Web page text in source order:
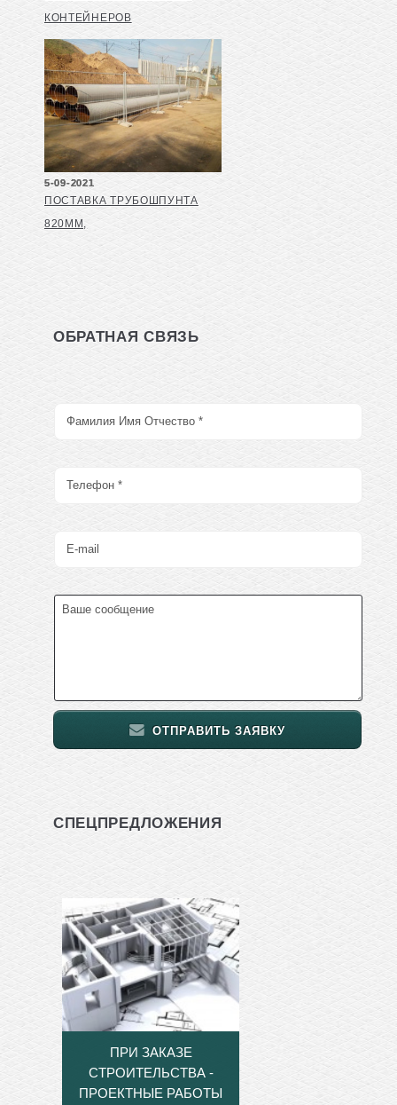
КОНТЕЙНЕРОВ
5-09-2021
ПОСТАВКА ТРУБОШПУНТА
820ММ,
ОБРАТНАЯ СВЯЗЬ
ОТПРАВИТЬ ЗАЯВКУ
СПЕЦПРЕДЛОЖЕНИЯ
ПРИ ЗАКАЗЕ
СТРОИТЕЛЬСТВА -
ПРОЕКТНЫЕ РАБОТЫ